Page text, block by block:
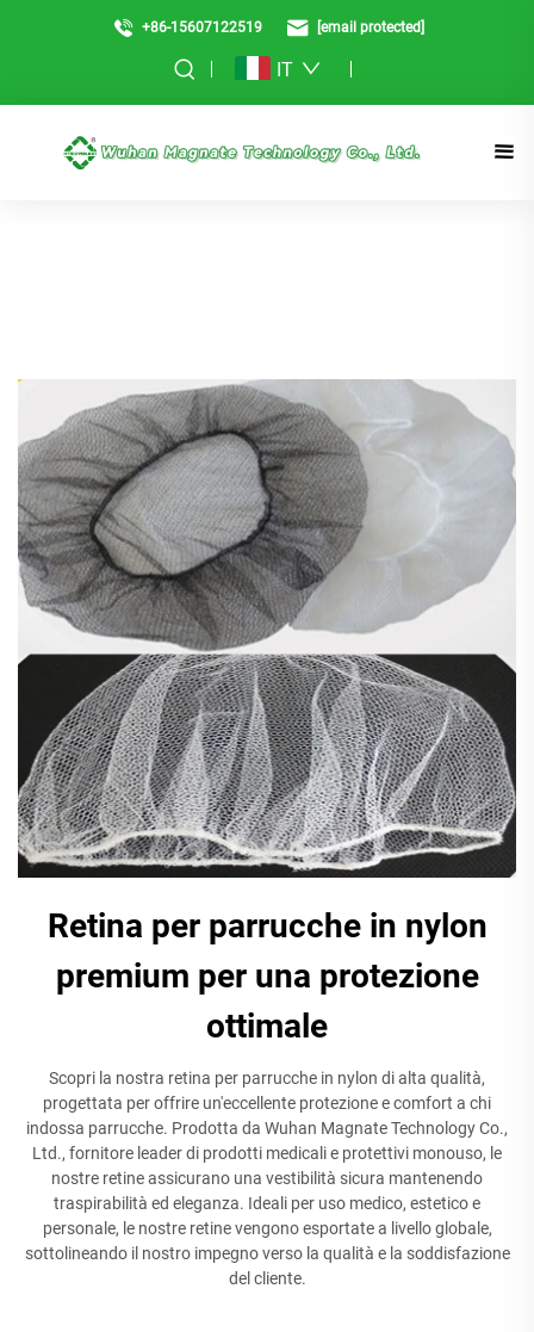
+86-15607122519 [email protected]
IT
Retina per parrucche in nylon
premium per una protezione
ottimale
Scopri la nostra retina per parrucche in nylon di alta qualità,
progettata per offrire un'eccellente protezione e comfort a chi
indossa parrucche. Prodotta da Wuhan Magnate Technology Co.,
Ltd., fornitore leader di prodotti medicali e protettivi monouso, le
nostre retine assicurano una vestibilità sicura mantenendo
traspirabilità ed eleganza. Ideali per uso medico, estetico e
personale, le nostre retine vengono esportate a livello globale,
sottolineando il nostro impegno verso la qualità e la soddisfazione
del cliente.